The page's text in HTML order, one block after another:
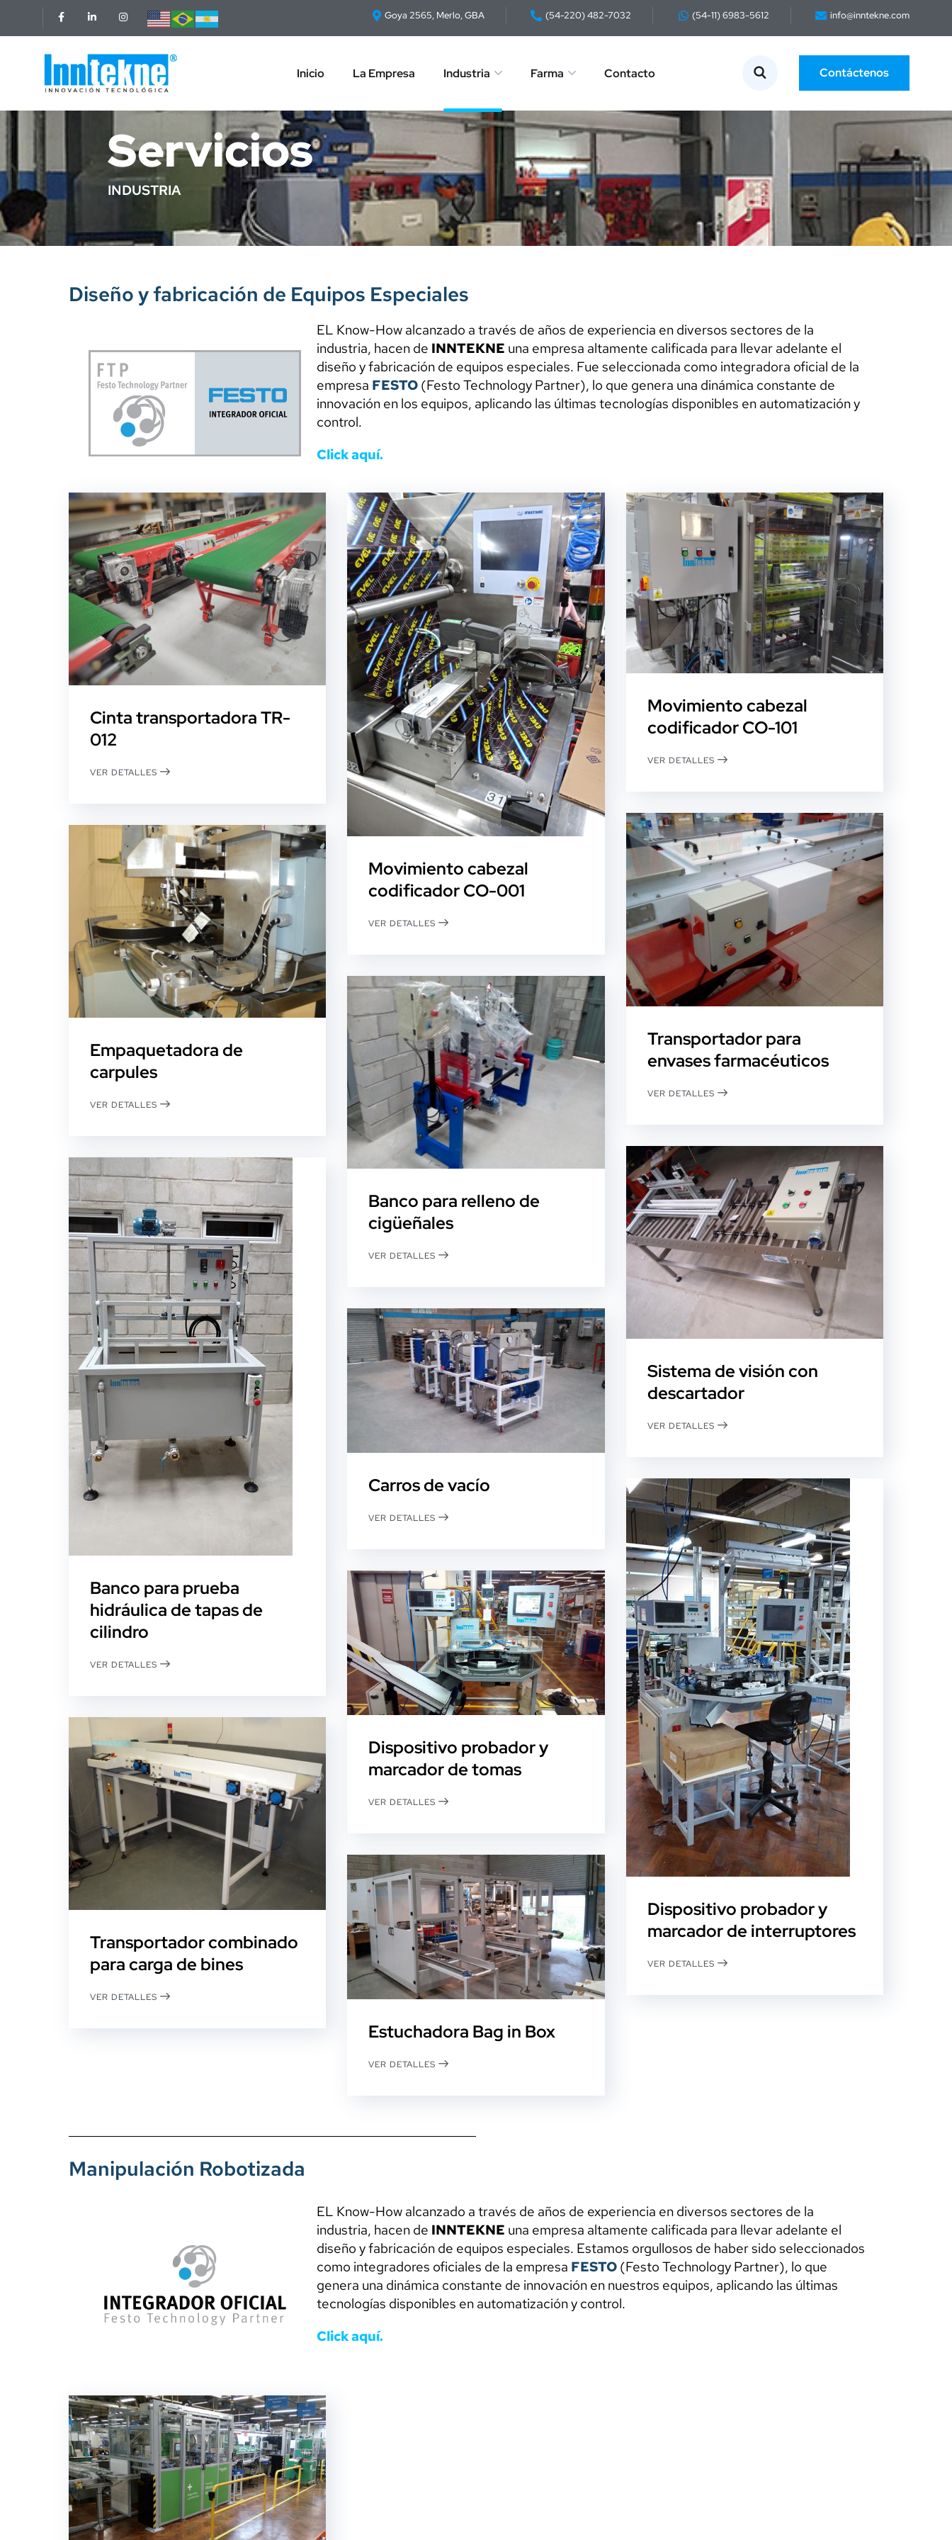
Goya 2565, Merlo, GBA (54-220) 482-7032 (54-11) 6983-5612 info@inntekne.com
Inicio La Empresa Industria Farma Contacto Contáctenos
Servicios
INDUSTRIA
Diseño y fabricación de Equipos Especiales
EL Know-How alcanzado a través de años de experiencia en diversos sectores de la
industria, hacen de INNTEKNE una empresa altamente calificada para llevar adelante el
diseño y fabricación de equipos especiales. Fue seleccionada como integradora oficial de la
empresa FESTO (Festo Technology Partner), lo que genera una dinámica constante de
innovación en los equipos, aplicando las últimas tecnologías disponibles en automatización y
control.
Click aquí.
Cinta transportadora TR-
012
VER DETALLES
Movimiento cabezal
codificador CO-001
VER DETALLES
Movimiento cabezal
codificador CO-101
VER DETALLES
Transportador para
envases farmacéuticos
VER DETALLES
Empaquetadora de
carpules
VER DETALLES
Banco para relleno de
cigüeñales
VER DETALLES
Sistema de visión con
descartador
VER DETALLES
Banco para prueba
hidráulica de tapas de
cilindro
VER DETALLES
Carros de vacío
VER DETALLES
Dispositivo probador y
marcador de interruptores
VER DETALLES
Dispositivo probador y
marcador de tomas
VER DETALLES
Transportador combinado
para carga de bines
VER DETALLES
Estuchadora Bag in Box
VER DETALLES
Manipulación Robotizada
EL Know-How alcanzado a través de años de experiencia en diversos sectores de la
industria, hacen de INNTEKNE una empresa altamente calificada para llevar adelante el
diseño y fabricación de equipos especiales. Estamos orgullosos de haber sido seleccionados
como integradores oficiales de la empresa FESTO (Festo Technology Partner), lo que
genera una dinámica constante de innovación en nuestros equipos, aplicando las últimas
tecnologías disponibles en automatización y control.
Click aquí.